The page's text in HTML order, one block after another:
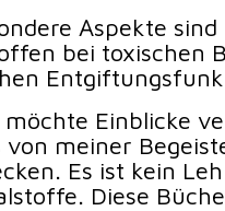
Aspekte
bei toxischen
möchte Einblicke
meiner
Es ist kein
Diese